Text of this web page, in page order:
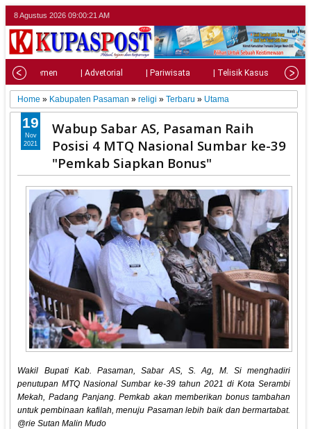
8 Agustus 2026 09:00:23 AM
| Parlemen | Advetorial | Pariwisata | Telisik Kasus |
Home » Kabupaten Pasaman »religi »Terbaru » Utama
Wabup Sabar AS, Pasaman Raih
Posisi 4 MTQ Nasional Sumbar ke-39
"Pemkab Siapkan Bonus"
Wakil Bupati Kab. Pasaman, Sabar AS, S. Ag, M. Si menghadiri
penutupan MTQ Nasional Sumbar ke-39 tahun 2021 di Kota Serambi
Mekah, Padang Panjang. Pemkab akan memberikan bonus tambahan
untuk pembinaan kafilah, menuju Pasaman lebih baik dan bermartabat.
@rie Sutan Malin Mudo
19
Nov
2021